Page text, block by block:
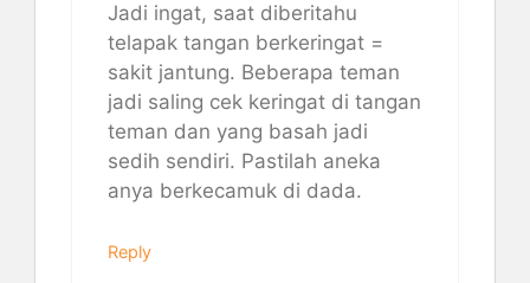
Jadi ingat, saat diberitahu
telapak tangan berkeringat =
sakit jantung. Beberapa teman
jadi saling cek keringat di tangan
teman dan yang basah jadi
sedih sendiri. Pastilah aneka
anya berkecamuk di dada.
Reply